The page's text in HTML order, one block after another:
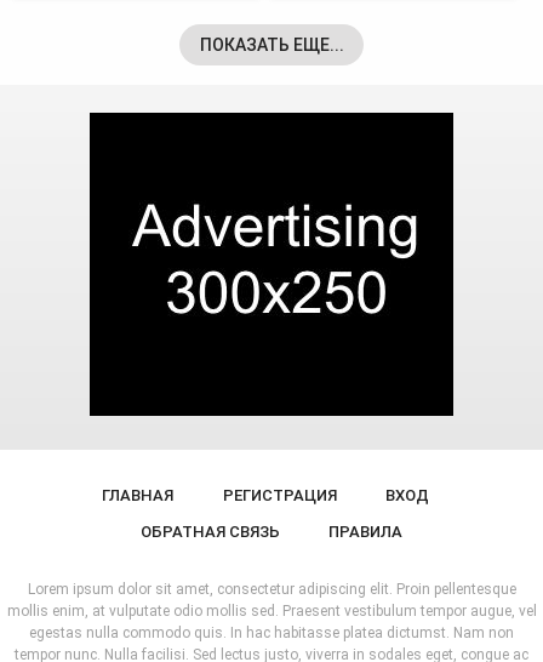
ПОКАЗАТЬ ЕЩЕ...
ГЛАВНАЯ РЕГИСТРАЦИЯ
ВХОД
ОБРАТНАЯ СВЯЗЬ
ПРАВИЛА
Lorem ipsum dolor sit amet, consectetur adipiscing elit. Proin pellentesque
mollis enim, at vulputate odio mollis sed. Praesent vestibulum tempor augue, vel
egestas nulla commodo quis. In hac habitasse platea dictumst. Nam non
tempor nunc. Nulla facilisi. Sed lectus justo, viverra in sodales eget, congue ac